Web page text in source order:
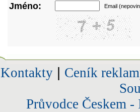
Jméno: Email
Kontakty| Ceník
Průvodce Českem